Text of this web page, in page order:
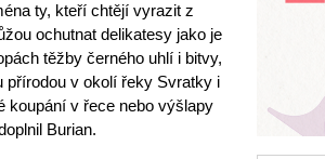
ty, kteří chtějí vyrazit z
ochutnat delikatesy jako je
těžby černého uhlí i bitvy,
přírodou v okolí řeky Svratky i
koupání v řece nebo výšlapy
Burian.